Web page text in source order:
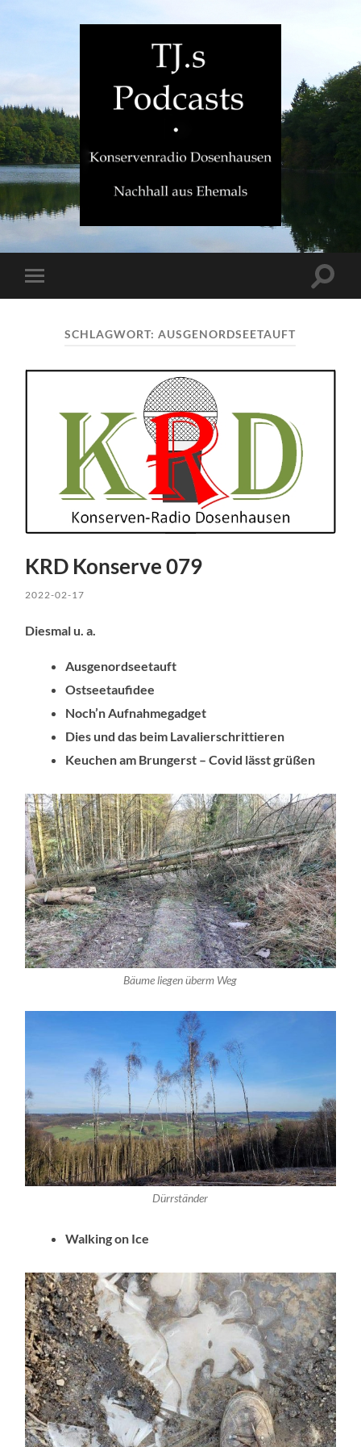
TJ.s
Mobile-
Menü
SCHLAGWORT:AUSGENORDSEETAUFT
KRD Konserve 079
2022-02-17
Diesmal u. a.
Ausgenordseetauft
Ostseetaufidee
Noch’n Aufnahmegadget
Dies und das beim Lavalierschrittieren
Keuchen am Brungerst – Covid lässt grüßen
Bäume liegen überm Weg
Dürrständer
Walking on Ice